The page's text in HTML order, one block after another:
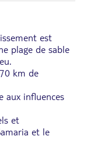
est
plage de sable
km de
aux influences
et
et le